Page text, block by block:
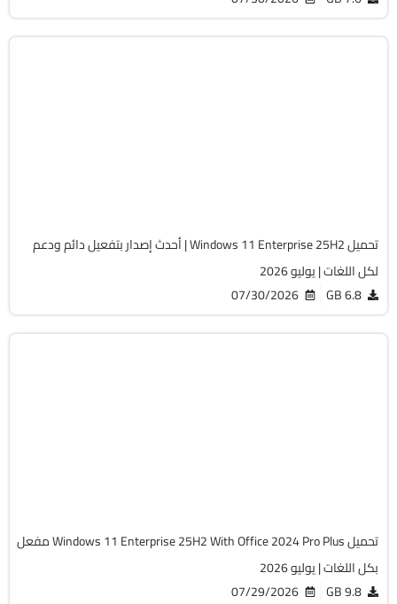
تحميل Windows 11 Enterprise 25H2 | أحدث إصدار بتفعيل دائم ودعم
لكل اللغات | يوليو 2026
6.8 GB
07/30/2026
تحميل Windows 11 Enterprise 25H2 With Office 2024 Pro Plus مفعل
بكل اللغات | يوليو 2026
9.8 GB
07/29/2026